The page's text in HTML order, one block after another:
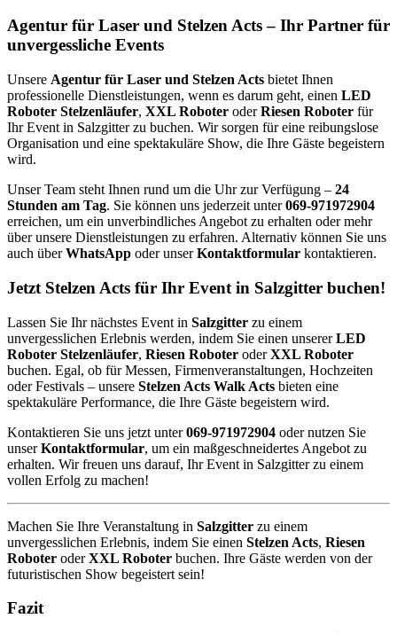
Agentur für Laser und Stelzen Acts – Ihr Partner für
unvergessliche Events
Unsere Agentur für Laser und Stelzen Acts bietet Ihnen
professionelle Dienstleistungen, wenn es darum geht, einen LED
Roboter Stelzenläufer, XXL Roboter oderRiesen Roboter für
Ihr Event in Salzgitter zu buchen. Wir sorgen für eine reibungslose
Organisation und eine spektakuläre Show, die Ihre Gäste begeistern
wird.
Unser Team steht Ihnen rund um die Uhr zur Verfügung – 24
Stunden am Tag. Sie können uns jederzeit unter069-971972904
erreichen, um ein unverbindliches Angebot zu erhalten oder mehr
über unsere Dienstleistungen zu erfahren. Alternativ können Sie uns
auch überWhatsApp oder unserKontaktformular kontaktieren.
Jetzt Stelzen Acts für Ihr Event in Salzgitter buchen!
Lassen Sie Ihr nächstes Event in Salzgitter zu einem
unvergesslichen Erlebnis werden, indem Sie einen unsererLED
Roboter Stelzenläufer, Riesen Roboter oderXXL Roboter
buchen. Egal, ob für Messen, Firmenveranstaltungen, Hochzeiten
oder Festivals – unsere Stelzen Acts Walk Acts bieten eine
spektakuläre Performance, die Ihre Gäste begeistern wird.
Kontaktieren Sie uns jetzt unter069-971972904 oder nutzen Sie
unserKontaktformular, um ein maßgeschneidertes Angebot zu
erhalten. Wir freuen uns darauf, Ihr Event in Salzgitter zu einem
vollen Erfolg zu machen!
Machen Sie Ihre Veranstaltung in Salzgitter zu einem
unvergesslichen Erlebnis, indem Sie einen Stelzen Acts, Riesen
Roboter oderXXL Roboter buchen. Ihre Gäste werden von der
futuristischen Show begeistert sein!
Fazit